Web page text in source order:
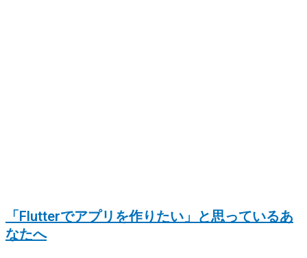
「Flutterでアプリを作りたい」と思っているあ
なたへ